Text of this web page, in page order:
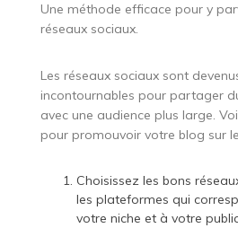
Une méthode efficace pour y
réseaux sociaux.
Les réseaux sociaux sont
incontournables pour partager
avec une audience plus large.
pour promouvoir votre blog sur
Choisissez les bons
les plateformes qui
votre niche et à votre